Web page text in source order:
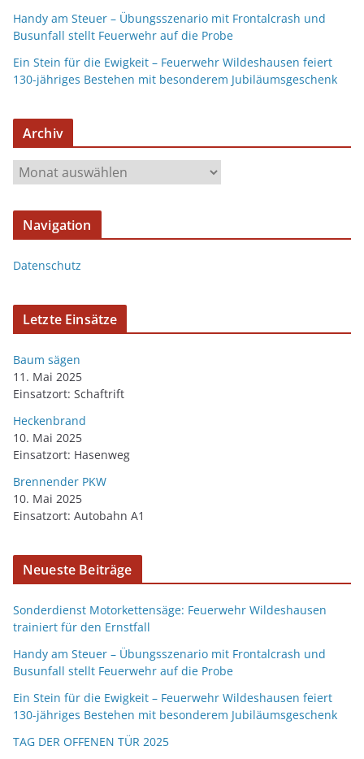
Handy am Steuer – Übungsszenario mit Frontalcrash und
Busunfall stellt Feuerwehr auf die Probe
Ein Stein für die Ewigkeit – Feuerwehr Wildeshausen feiert
130-jähriges Bestehen mit besonderem Jubiläumsgeschenk
Archiv
Navigation
Datenschutz
Letzte Einsätze
Baum sägen
11. Mai 2025
Einsatzort: Schaftrift
Heckenbrand
10. Mai 2025
Einsatzort: Hasenweg
Brennender PKW
10. Mai 2025
Einsatzort: Autobahn A1
Neueste Beiträge
Sonderdienst Motorkettensäge: Feuerwehr Wildeshausen
trainiert für den Ernstfall
Handy am Steuer – Übungsszenario mit Frontalcrash und
Busunfall stellt Feuerwehr auf die Probe
Ein Stein für die Ewigkeit – Feuerwehr Wildeshausen feiert
130-jähriges Bestehen mit besonderem Jubiläumsgeschenk
TAG DER OFFENEN TÜR 2025